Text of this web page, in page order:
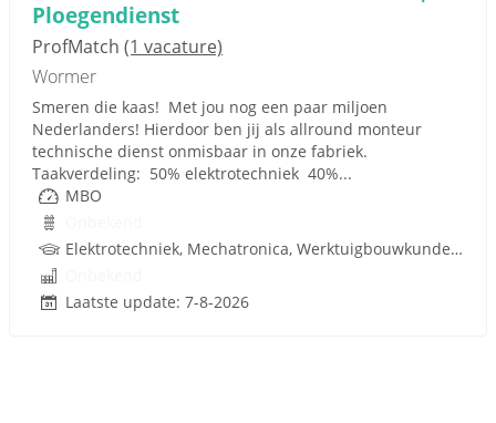
Ploegendienst
ProfMatch (1 vacature)
Wormer
Smeren die kaas! Met jou nog een paar miljoen
Nederlanders! Hierdoor ben jij als allround monteur
technische dienst onmisbaar in onze fabriek.
Taakverdeling: 50% elektrotechniek 40%...
MBO
Elektrotechniek, Mechatronica, Werktuigbouwkunde, Pneumatiek
Laatste update: 7-8-2026